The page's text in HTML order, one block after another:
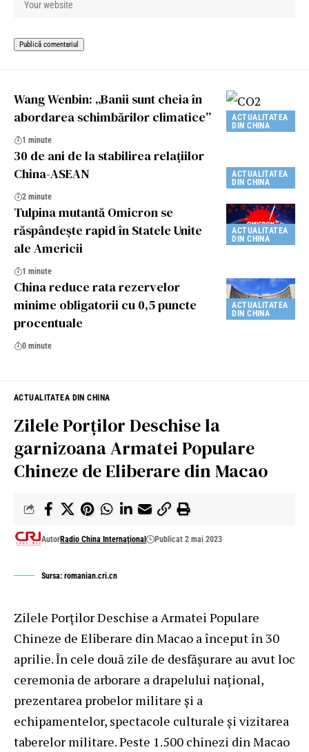
ACTUALITATEA
DIN CHINA
Wang Wenbin: „Banii sunt cheia în
abordarea schimbărilor climatice”
1 minute
ACTUALITATEA
DIN CHINA
30 de ani de la stabilirea relațiilor
China-ASEAN
2 minute
ACTUALITATEA
DIN CHINA
Tulpina mutantă Omicron se
răspândește rapid în Statele Unite
ale Americii
1 minute
ACTUALITATEA
DIN CHINA
China reduce rata rezervelor
minime obligatorii cu 0,5 puncte
procentuale
0 minute
ACTUALITATEA DIN CHINA
Zilele Porților Deschise la
garnizoana Armatei Populare
Chineze de Eliberare din Macao
AutorRadio China Internaţional Publicat 2 mai 2023
Sursa: romanian.cri.cn
Zilele Porților Deschise a Armatei Populare
Chineze de Eliberare din Macao a început în 30
aprilie. În cele două zile de desfășurare au avut loc
ceremonia de arborare a drapelului național,
prezentarea probelor militare și a
echipamentelor, spectacole culturale și vizitarea
taberelor militare. Peste 1.500 chinezi din Macao